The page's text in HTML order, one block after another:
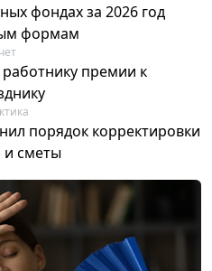
фондах за 2026 год
формам
премии к
порядок корректировки
и сметы